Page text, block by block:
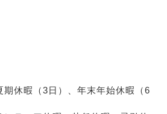
休暇（3日）、年末年始休暇（6